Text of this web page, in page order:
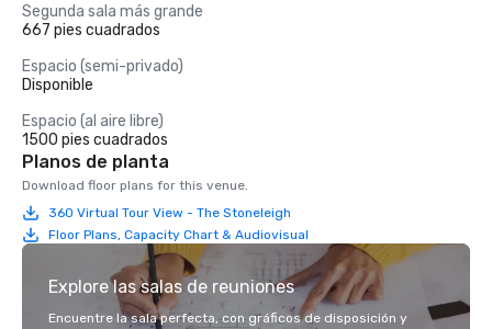
Segunda sala más grande
667 pies cuadrados
Espacio (semi-privado)
Disponible
Espacio (al aire libre)
1500 pies cuadrados
Planos de planta
Download floor plans for this venue.
360 Virtual Tour View - The Stoneleigh
Floor Plans, Capacity Chart & Audiovisual
Explore las salas de reuniones
Encuentre la sala perfecta, con gráficos de disposición y